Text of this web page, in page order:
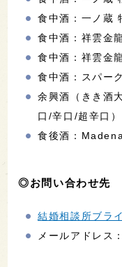
食中酒：一ノ蔵
食中酒：祥雲金
食中酒：祥雲金
食中酒：スパー
余興酒（きき酒
口/辛口/超辛口）
食後酒：Madena
◎お問い合わせ先
結婚相談所ブラ
メールアドレ